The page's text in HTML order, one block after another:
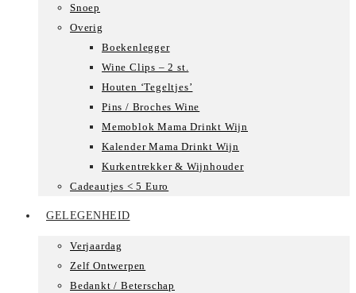
Snoep
Overig
Boekenlegger
Wine Clips – 2 st.
Houten ‘Tegeltjes’
Pins / Broches Wine
Memoblok Mama Drinkt Wijn
Kalender Mama Drinkt Wijn
Kurkentrekker & Wijnhouder
Cadeautjes < 5 Euro
GELEGENHEID
Verjaardag
Zelf Ontwerpen
Bedankt / Beterschap